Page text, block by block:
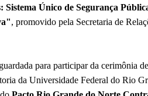
Sistema Único de Segurança
, promovido pela Secretaria de
para participar da cerimônia
da Universidade Federal do Rio